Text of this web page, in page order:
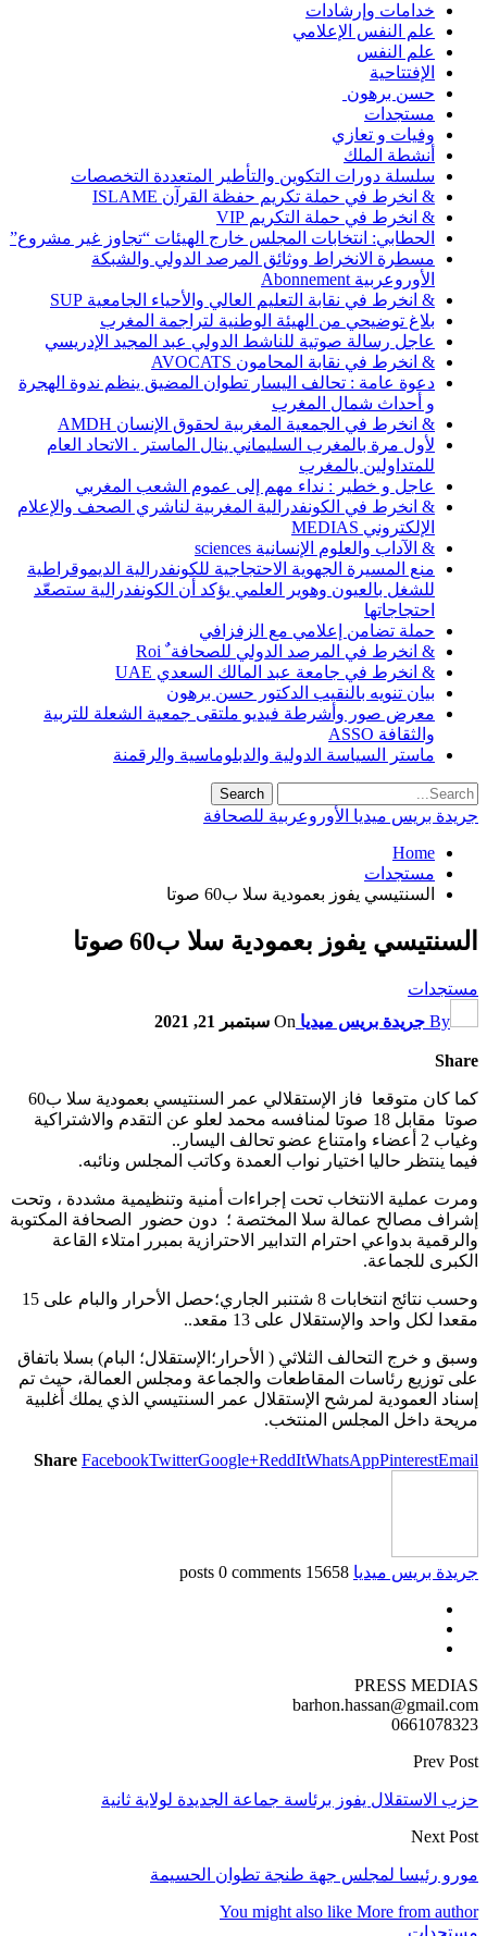
خدامات وإرشادات
علم النفس الإعلامي
علم النفس
الإفتتاحية
حسن برهون
مستجدات
وفيات و تعازي
أنشطة الملك
سلسلة دورات التكوين والتأطير المتعددة التخصصات
& انخرط في حملة تكريم حفظة القرآن ISLAME
& انخرط في حملة التكريم VIP
الحطابي: انتخابات المجلس خارج الهيئات “تجاوز غير مشروع”
مسطرة الانخراط ووثائق المرصد الدولي والشبكة
الأوروعربية Abonnement
& انخرط في نقابة التعليم العالي والأحياء الجامعية SUP
بلاغ توضيحي من الهيئة الوطنية لتراجمة المغرب
عاجل رسالة صوتية للناشط الدولي عبد المجيد الإدريسي
& انخرط في نقابة المحامون AVOCATS
دعوة عامة : تحالف اليسار تطوان المضيق ينظم ندوة الهجرة
و أحداث شمال المغرب
& انخرط في الجمعية المغربية لحقوق الإنسان AMDH
لأول مرة بالمغرب السليماني ينال الماستر . الاتحاد العام
للمتداولين بالمغرب
عاجل و خطير : نداء مهم إلى عموم الشعب المغربي
& انخرط في الكونفدرالية المغربية لناشري الصحف والإعلام
الإلكتروني MEDIAS
& الآداب والعلوم الإنسانية sciences
منع المسيرة الجهوية الاحتجاجية للكونفدرالية الديموقراطية
للشغل بالعيون وهوير العلمي يؤكد أن الكونفدرالية ستصعّد
احتجاجاتها
حملة تضامن إعلامي مع الزفزافي
& انخرط في المرصد الدولي للصحافة ٌ Roi
& انخرط في جامعة عبد المالك السعدي UAE
بيان تنويه بالنقيب الدكتور حسن برهون
معرض صور وأشرطة فيديو ملتقى جمعية الشعلة للتربية
والثقافة ASSO
ماستر السياسة الدولية والدبلوماسية والرقمنة
جريدة بريس ميديا الأوروعربية للصحافة
Home
مستجدات
السنتيسي يفوز بعمودية سلا ب60 صوتا
السنتيسي يفوز بعمودية سلا ب60 صوتا
مستجدات
By جريدة بريس ميديا On سبتمبر 21, 2021
Share
كما كان متوقعا فاز الإستقلالي عمر السنتيسي بعمودية سلا ب60
صوتا مقابل 18 صوتا لمنافسه محمد لعلو عن التقدم والاشتراكية
وغياب 2 أعضاء وامتناع عضو تحالف اليسار..
فيما ينتظر حاليا اختيار نواب العمدة وكاتب المجلس ونائبه.
ومرت عملية الانتخاب تحت إجراءات أمنية وتنظيمية مشددة ، وتحت
إشراف مصالح عمالة سلا المختصة ؛ دون حضور الصحافة المكتوبة
والرقمية بدواعي احترام التدابير الاحترازية بمبرر امتلاء القاعة
الكبرى للجماعة.
وحسب نتائج انتخابات 8 شتنبر الجاري؛حصل الأحرار والبام على 15
مقعدا لكل واحد والإستقلال على 13 مقعد..
وسبق و خرج التحالف الثلاثي ( الأحرار؛الإستقلال؛ البام) بسلا باتفاق
على توزيع رئاسات المقاطعات والجماعة ومجلس العمالة، حيث تم
إسناد العمودية لمرشح الإستقلال عمر السنتيسي الذي يملك أغلبية
مريحة داخل المجلس المنتخب.
Share FacebookTwitterGoogle+ReddItWhatsAppPinterestEmail
جريدة بريس ميديا 15658 posts
0 comments
PRESS MEDIAS
barhon.hassan@gmail.com
0661078323
Prev Post
حزب الاستقلال يفوز برئاسة جماعة الجديدة لولاية ثانية
Next Post
مورو رئيسا لمجلس جهة طنجة تطوان الحسيمة
You might also like More from author
مستجدات